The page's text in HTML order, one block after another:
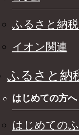
ふるさと納
イオン関連
ふるさと納
はじめての方へ
はじめての